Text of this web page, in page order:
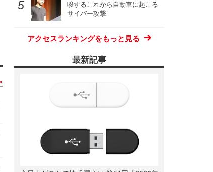
唆するこれから自動車に起こる
サイバー攻撃
アクセスランキングをもっと見る
最新記事